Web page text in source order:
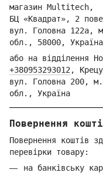
магазин Multitech,
БЦ «Квадрат», 2
вул. Головна 122а,
обл., 58000, Україна
або на відділення Но
+380953293012 ,
вул. Головна 200,
обл., Україна
Повернення
Повернення коштів
перевірки товару:
на банківську